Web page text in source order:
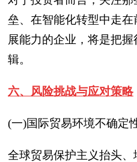
垒、在智能化转型中走
展能力的企业，将是把
辑。
六、风险挑战与应对策略
(一)国际贸易环境不确定
全球贸易保护主义抬头